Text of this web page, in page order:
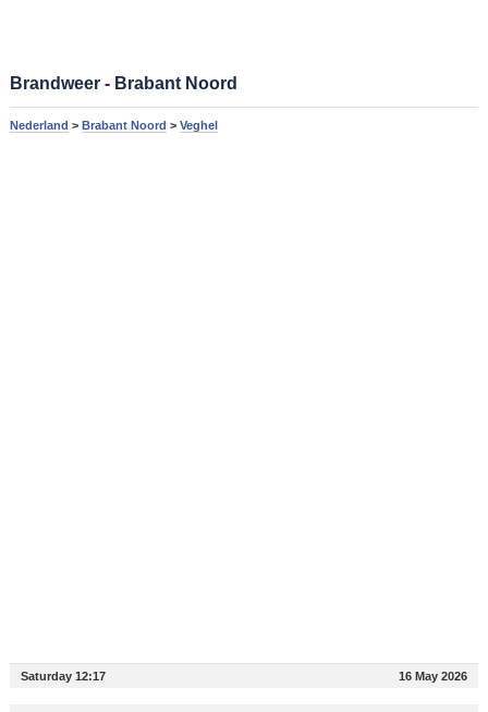
Brandweer - Brabant Noord
Nederland > Brabant Noord > Veghel
Saturday 12:17 16 May 2026